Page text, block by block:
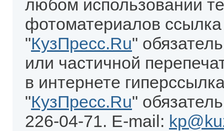
любом использовании
фотоматериалов
"КузПресс.Ru"
или частичной
в интернете
"КузПресс.Ru"
226-04-71. E-mail: